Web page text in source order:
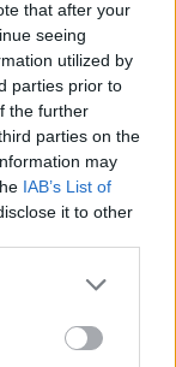
that after your
seeing
utilized by
parties prior to
the further
parties on the
may
IAB’s List of
it to other
more Google
may click to
party tags to
του 2000
τρίτο
του
με την
σεβασμός